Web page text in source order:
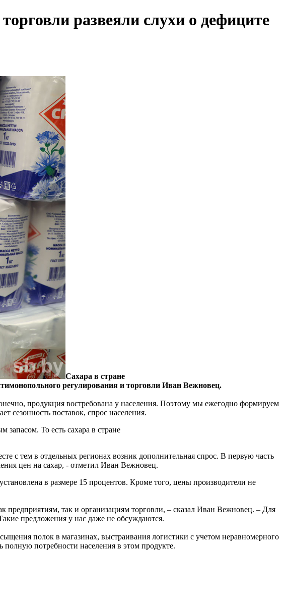
развеяли слухи о дефиците
Сахара в стране
регулирования и торговли Иван Вежновец.
продукция востребована у населения. Поэтому мы ежегодно формируем
сезонность поставок, спрос населения.
То есть сахара в стране
с тем в отдельных регионах возник дополнительная спрос. В первую часть
цен на сахар, - отметил Иван Вежновец.
в размере 15 процентов. Кроме того, цены производители не
так и организациям торговли, – сказал Иван Вежновец. – Для
предложения у нас даже не обсуждаются.
полок в магазинах, выстраивания логистики с учетом неравномерного
полную потребности населения в этом продукте.